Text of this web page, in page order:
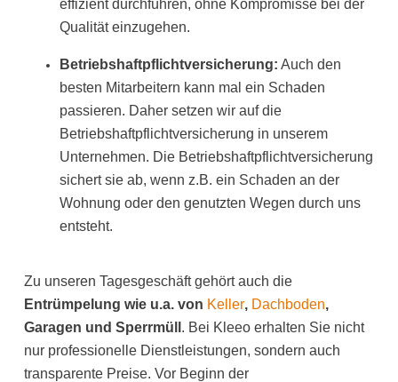
effizient durchführen, ohne Kompromisse bei der
Qualität einzugehen.
Betriebshaftpflichtversicherung: Auch den
besten Mitarbeitern kann mal ein Schaden
passieren. Daher setzen wir auf die
Betriebshaftpflichtversicherung in unserem
Unternehmen. Die Betriebshaftpflichtversicherung
sichert sie ab, wenn z.B. ein Schaden an der
Wohnung oder den genutzten Wegen durch uns
entsteht.
Zu unseren Tagesgeschäft gehört auch die
Entrümpelung wie u.a. von Keller, Dachboden,
Garagen und Sperrmüll . Bei Kleeo erhalten Sie nicht
nur professionelle Dienstleistungen, sondern auch
transparente Preise. Vor Beginn der